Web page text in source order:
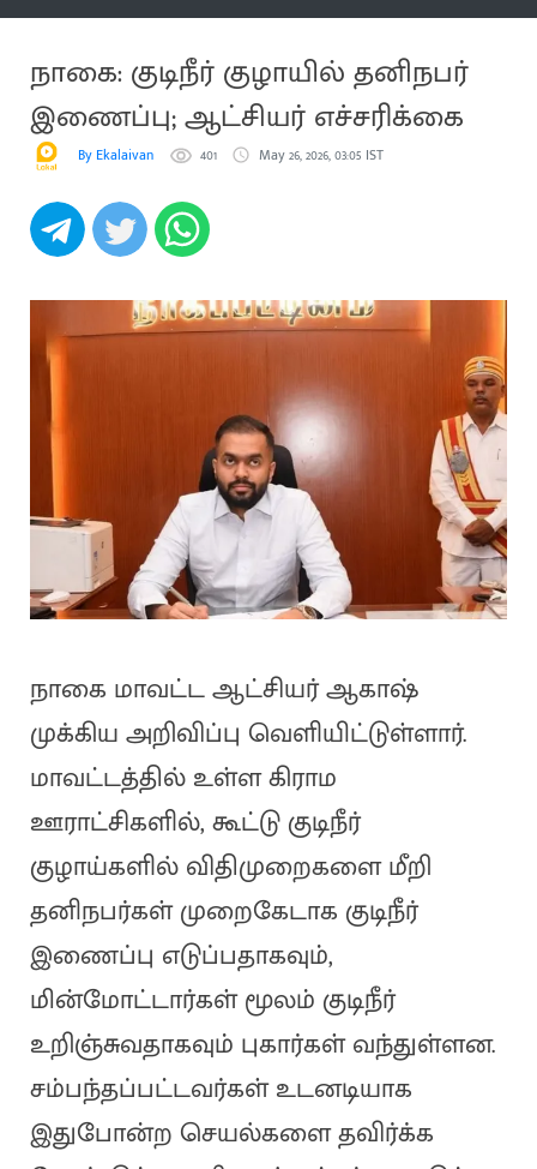
நாகை: குடிநீர் குழாயில் தனிநபர்
இணைப்பு; ஆட்சியர் எச்சரிக்கை
By Ekalaivan 401 May 26, 2026, 03:05 IST
நாகை மாவட்ட ஆட்சியர் ஆகாஷ்
முக்கிய அறிவிப்பு வெளியிட்டுள்ளார்.
மாவட்டத்தில் உள்ள கிராம
ஊராட்சிகளில், கூட்டு குடிநீர்
குழாய்களில் விதிமுறைகளை மீறி
தனிநபர்கள் முறைகேடாக குடிநீர்
இணைப்பு எடுப்பதாகவும்,
மின்மோட்டார்கள் மூலம் குடிநீர்
உறிஞ்சுவதாகவும் புகார்கள் வந்துள்ளன.
சம்பந்தப்பட்டவர்கள் உடனடியாக
இதுபோன்ற செயல்களை தவிர்க்க